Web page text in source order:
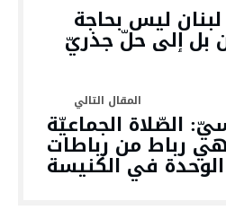
ليس بحاجة
بل إلى حلّ جذريّ
الصّلاة الجماعيّة
هي رباط من رباطات
الوحدة في الكنيسة